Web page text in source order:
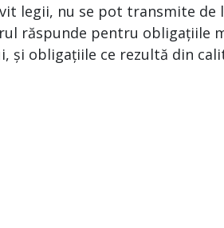
legii, nu se pot transmite de
răspunde pentru obligațiile
și obligațiile ce rezultă din